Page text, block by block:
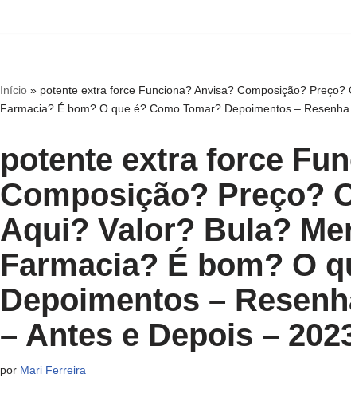
Início» potente extra force Funciona? Anvisa? Composição?
Farmacia? É bom? O que é? Como Tomar? Depoimentos –
potente extra force
Composição? Preço?
Aqui? Valor? Bula?
Farmacia? É bom? O
Depoimentos –
– Antes e Depois –
por Mari Ferreira